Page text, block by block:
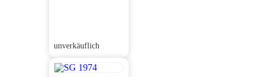
unverkäuflich